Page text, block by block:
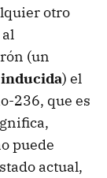
otro
(un
) el
236, que es
puede
actual,